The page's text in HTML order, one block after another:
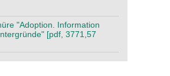
"Adoption. Information
[pdf, 3771,57